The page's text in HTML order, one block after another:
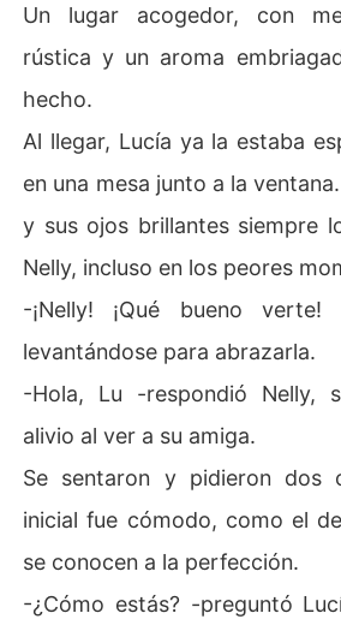
Un lugar acogedor, con
rústica y un aroma
hecho.
Al llegar, Lucía ya la estaba
en una mesa junto a la
y sus ojos brillantes siempre
Nelly, incluso en los peores
-¡Nelly! ¡Qué bueno verte!
levantándose para abrazarla.
-Hola, Lu -respondió Nelly,
alivio al ver a su amiga.
Se sentaron y pidieron dos
inicial fue cómodo, como el
se conocen a la perfección.
-¿Cómo estás? -preguntó